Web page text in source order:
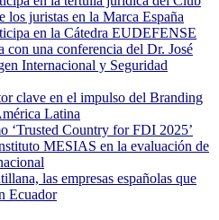
los juristas en la Marca España
en la Cátedra EUDEFENSE
una conferencia del Dr. José
Internacional y Seguridad
clave en el impulso del Branding
Latina
‘Trusted Country for FDI 2025’
MESIAS en la evaluación de
las empresas españolas que
Ecuador